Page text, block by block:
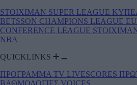
STOIXIMAN SUPER LEAGUE
BETSSON CHAMPIONS LEAGUE
CONFERENCE LEAGUE
NBA
QUICKLINKS
ΠΡΟΓΡΑΜΜΑ TV LIVESCORES
ΒΑΘΜΟΛΟΓΙΕΣ VOICES